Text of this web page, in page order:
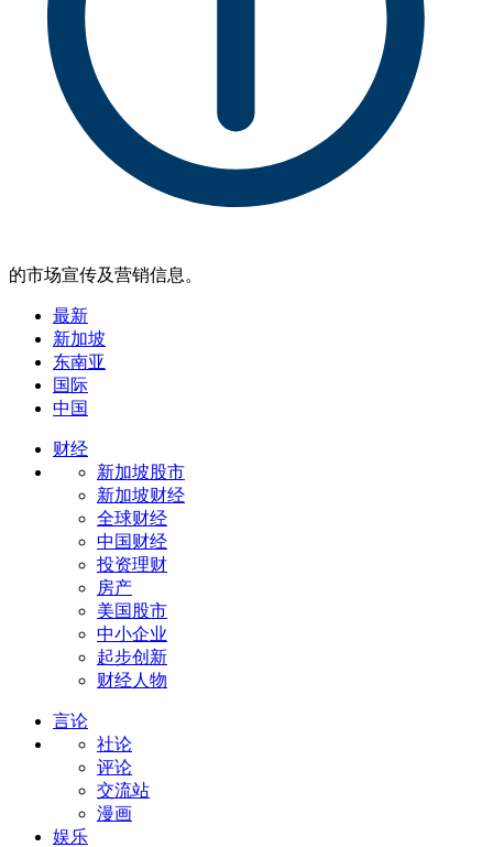
的市场宣传及营销信息。
最新
新加坡
东南亚
国际
中国
财经
新加坡股市
新加坡财经
全球财经
中国财经
投资理财
房产
美国股市
中小企业
起步创新
财经人物
言论
社论
评论
交流站
漫画
娱乐